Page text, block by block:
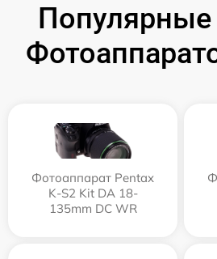
Фотоаппарат Pentax
K-S2 Kit DA 18-
135mm DC WR